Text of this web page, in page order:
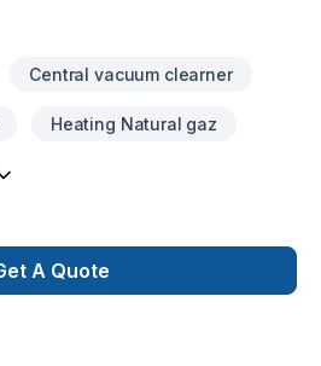
Central vacuum clearner
Heating Natural gaz
A Quote